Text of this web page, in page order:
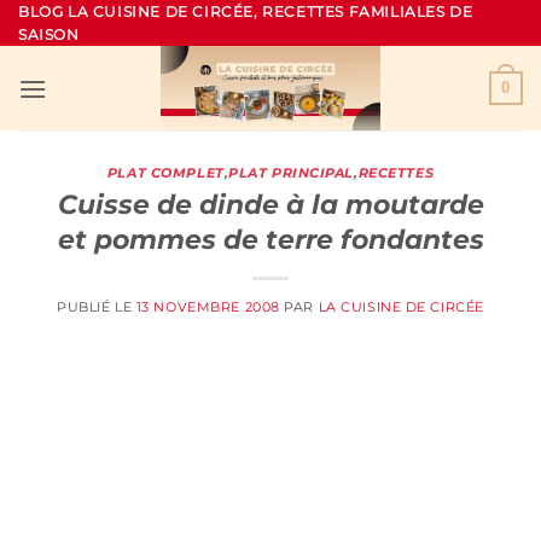
Passer
au
BLOG LA CUISINE DE CIRCÉE, RECETTES FAMILIALES DE
SAISON
0
PLAT COMPLET,PLAT PRINCIPAL,RECETTES
Cuisse de dinde à la moutarde
et pommes de terre fondantes
PUBLIÉ LE 13 NOVEMBRE 2008 PAR LA CUISINE DE CIRCÉE